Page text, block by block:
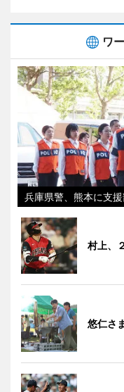
ワ
兵庫県警、熊本に支
村上、
悠仁さ